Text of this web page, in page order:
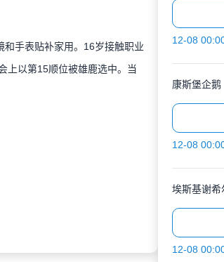
手表贴补家用。16岁接触职业
上以第15顺位被雄鹿选中。当
12-08
康斯堡企鹅
12-08
12-08